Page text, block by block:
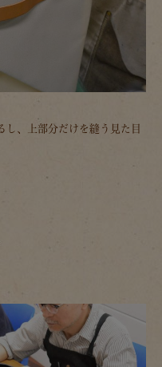
し、上部分だけを縫う見た目